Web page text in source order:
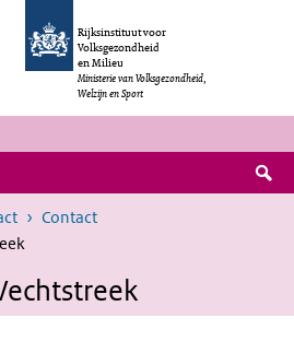
gaan
Rijksinstituut voor
Volksgezondheid
en Milieu
Ministerie van Volksgezondheid,
Welzijn en Sport
Contact